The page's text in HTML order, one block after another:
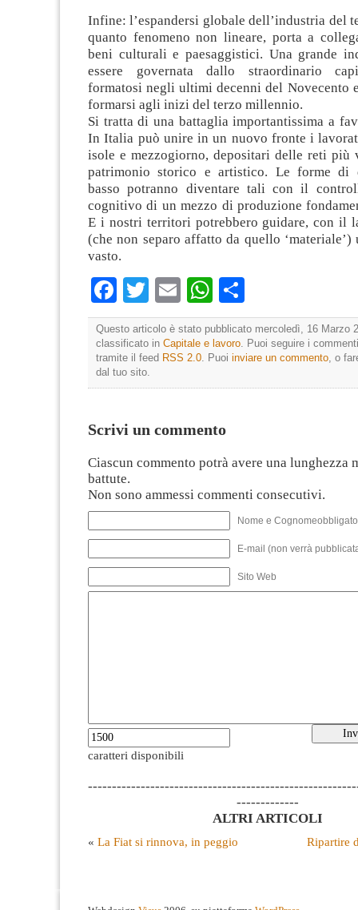
Infine: l’espandersi globale dell’industria del
quanto fenomeno non lineare, porta a
beni culturali e paesaggistici. Una grande
essere governata dallo straordinario
formatosi negli ultimi decenni del Novecento
formarsi agli inizi del terzo millennio.
Si tratta di una battaglia importantissima a
In Italia può unire in un nuovo fronte i
isole e mezzogiorno, depositari delle reti più
patrimonio storico e artistico. Le forme di
basso potranno diventare tali con il
cognitivo di un mezzo di produzione
E i nostri territori potrebbero guidare, con il
(che non separo affatto da quello ‘materiale’)
vasto.
Facebook
TwitterEmailWhatsApp
Questo articolo è stato pubblicato mercoledì, 16 Marzo
classificato in Capitale e lavoro. Puoi seguire i
tramite il feed RSS 2.0. Puoi inviare un commento, o
dal tuo sito.
Scrivi un commento
Ciascun commento potrà avere una lunghezza
battute.
Non sono ammessi commenti consecutivi.
Nome e
E-mail (non verrà
Sito Web
caratteri disponibili
-------------
ALTRI ARTICOLI
« La Fiat si rinnova, in peggio Ripartire